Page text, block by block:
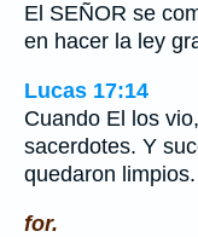
El SEÑOR se
en hacer la ley
Lucas 17:14
Cuando El los
sacerdotes. Y
quedaron limpios.
for.